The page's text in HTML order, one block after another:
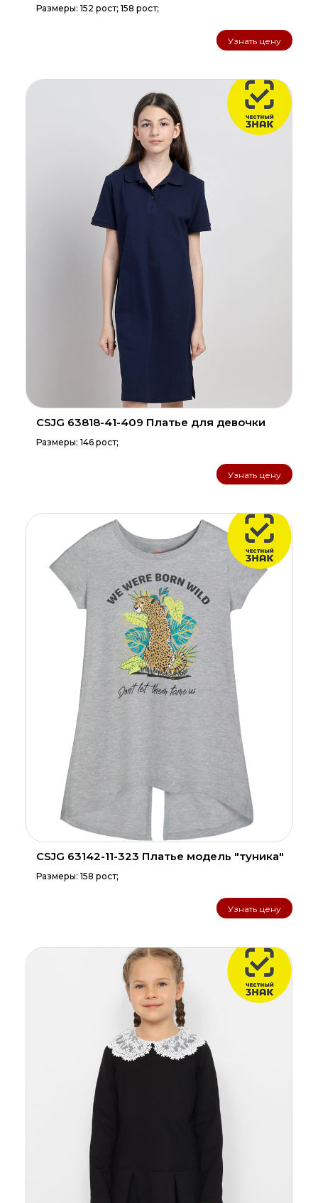
Размеры: 152 рост; 158 рост;
Узнать цену
CSJG 63818-41-409 Платье для девочки
Размеры: 146 рост;
Узнать цену
CSJG 63142-11-323 Платье модель "туника"
Размеры: 158 рост;
Узнать цену